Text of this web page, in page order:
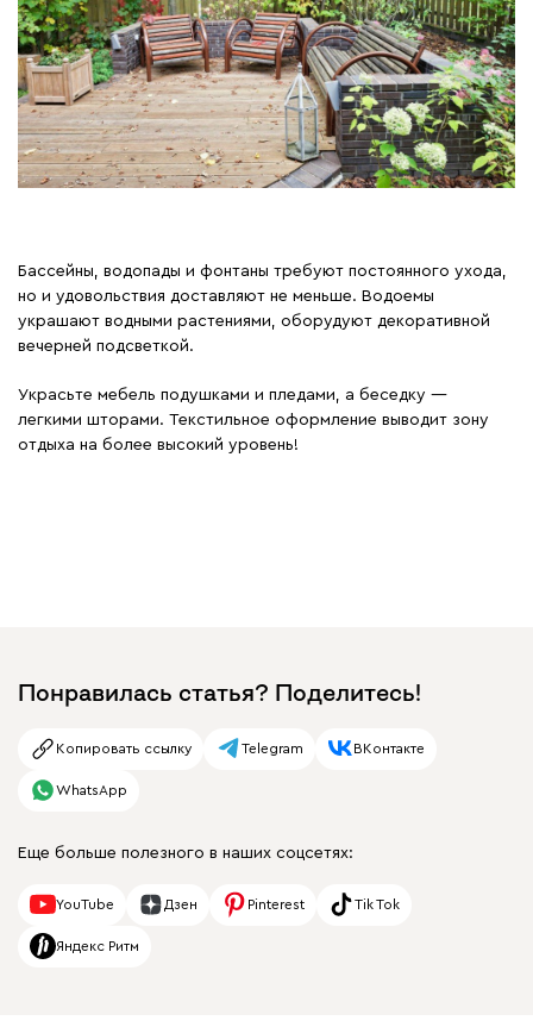
Бассейны, водопады и фонтаны требуют постоянного ухода,
но и удовольствия доставляют не меньше. Водоемы
украшают водными растениями, оборудуют декоративной
вечерней подсветкой.
Украсьте мебель подушками и пледами, а беседку —
легкими шторами. Текстильное оформление выводит зону
отдыха на более высокий уровень!
Понравилась статья? Поделитесь!
Копировать ссылку Telegram ВКонтакте
WhatsApp
Еще больше полезного в наших соцсетях:
YouTube Дзен Pinterest Tik Tok
Яндекс Ритм